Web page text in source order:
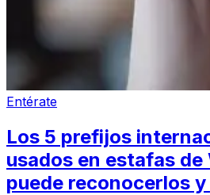
Entérate
Los 5 prefijos
usados en estafas
puede reconocerlos